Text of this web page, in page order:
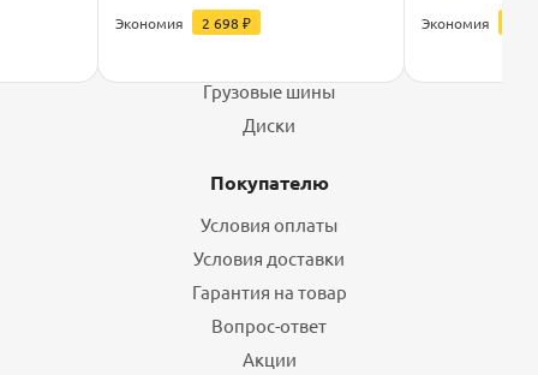
Экономия 2 698 ₽ Экономия
Каталог
Грузовые шины
Диски
Покупателю
Условия оплаты
Условия доставки
Гарантия на товар
Вопрос-ответ
Акции